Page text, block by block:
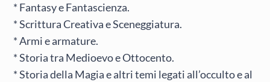
* Fantasy e Fantascienza.
* Scrittura Creativa e Sceneggiatura.
* Armi e armature.
* Storia tra Medioevo e Ottocento.
* Storia della Magia e altri temi legati all’occulto e al